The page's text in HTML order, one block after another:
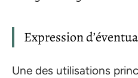
Expression
Une des utilisations